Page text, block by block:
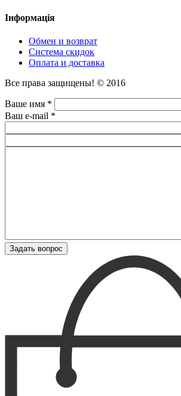
Інформація
Обмен и возврат
Система скидок
Оплата и доставка
Все права защищены! © 2016
Ваше имя *
Ваш e-mail *